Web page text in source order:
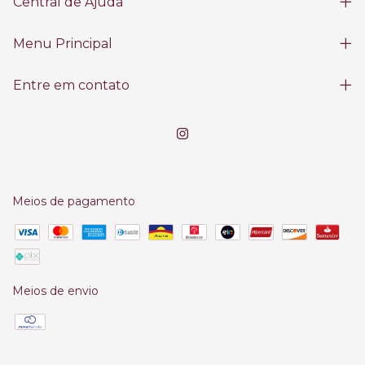
Menu Principal
Entre em contato
Meios de pagamento
Meios de envio